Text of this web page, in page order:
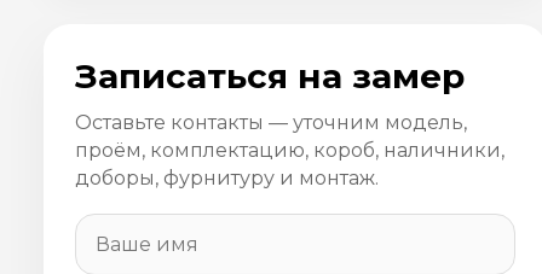
Записаться на замер
Оставьте контакты — уточним модель,
проём, комплектацию, короб, наличники,
доборы, фурнитуру и монтаж.